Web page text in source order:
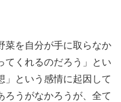
菜を自分が手に取らなか
てくれるのだろう」とい
」という感情に起因して
ろうがなかろうが、全て